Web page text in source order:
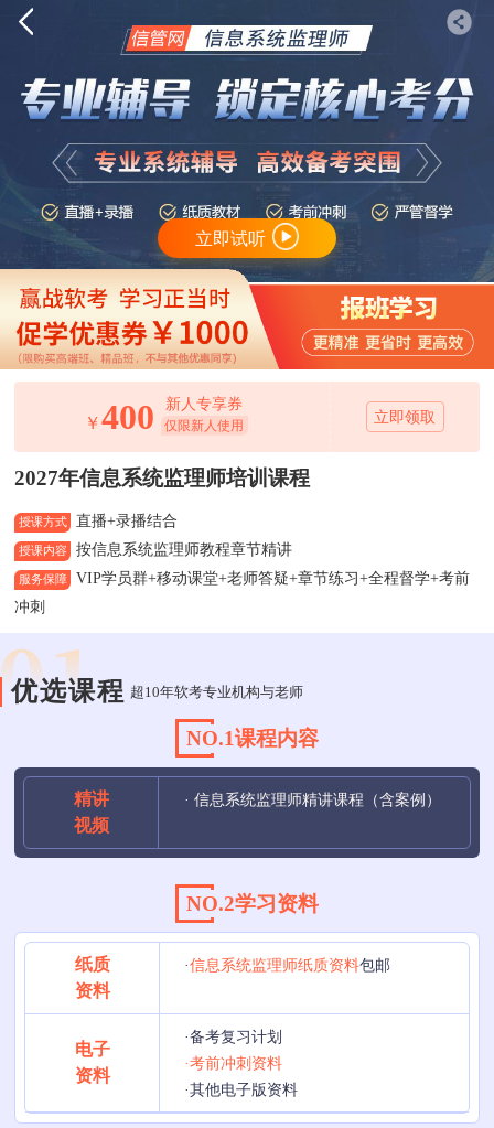
立即试听
￥400 新人专享券
仅限新人使用 立即领取
2027年信息系统监理师培训课程
授课方式 直播+录播结合
授课内容 按信息系统监理师教程章节精讲
服务保障
VIP学员群+移动课堂+老师答疑+章节练习+全程督学+考前
冲刺
优选课程 超10年软考专业机构与老师
NO.1课程内容
精讲
视频
· 信息系统监理师精讲课程（含案例）
NO.2学习资料
纸质
资料
·信息系统监理师纸质资料包邮
电子
资料
·备考复习计划
·考前冲刺资料
·其他电子版资料